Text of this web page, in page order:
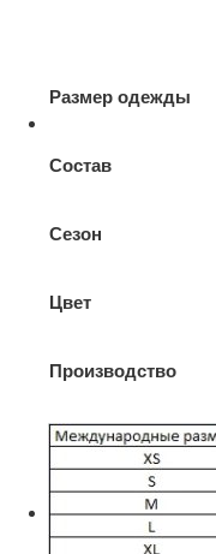
Размер одежды
Состав
Сезон
Цвет
Производство